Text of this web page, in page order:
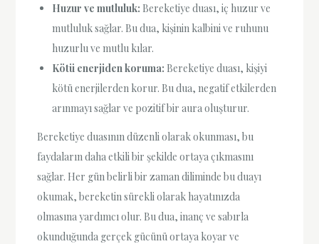
Huzur ve mutluluk: Bereketiye duası, iç huzur ve
mutluluk sağlar. Bu dua, kişinin kalbini ve ruhunu
huzurlu ve mutlu kılar.
Kötü enerjiden koruma: Bereketiye duası, kişiyi
kötü enerjilerden korur. Bu dua, negatif etkilerden
arınmayı sağlar ve pozitif bir aura oluşturur.
Bereketiye duasının düzenli olarak okunması, bu
faydaların daha etkili bir şekilde ortaya çıkmasını
sağlar. Her gün belirli bir zaman diliminde bu duayı
okumak, bereketin sürekli olarak hayatınızda
olmasına yardımcı olur. Bu dua, inanç ve sabırla
okunduğunda gerçek gücünü ortaya koyar ve